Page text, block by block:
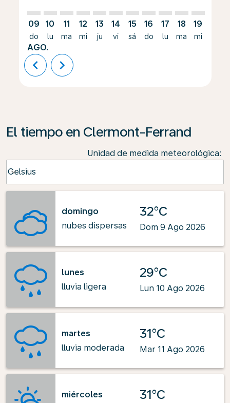
09
do
AGO.
10
lu
11
ma
12
mi
13
ju
14
vi
15
sá
16
do
17
lu
18
ma
19
mi
chevron_left chevron_right
El tiempo en Clermont-Ferrand
Unidad de medida meteorológica:
Celsius
keyboard_arrow_down
domingo
nubes dispersas
32°C
Dom 9 Ago 2026
lunes
lluvia ligera
29°C
Lun 10 Ago 2026
martes
lluvia moderada
31°C
Mar 11 Ago 2026
miércoles
31°C